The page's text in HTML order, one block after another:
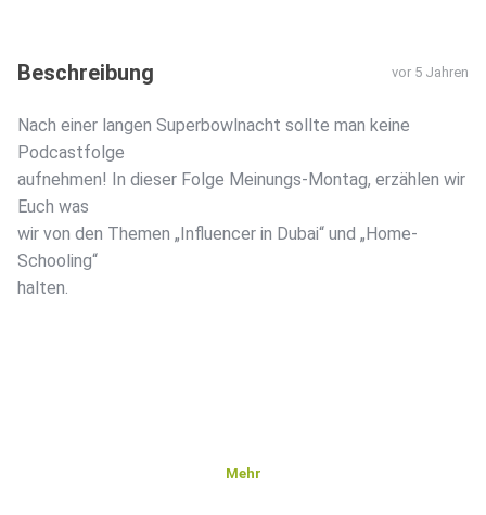
Beschreibung vor 5 Jahren
Nach einer langen Superbowlnacht sollte man keine
Podcastfolge
aufnehmen! In dieser Folge Meinungs-Montag, erzählen wir
Euch was
wir von den Themen „Influencer in Dubai“ und „Home-
Schooling“
halten.
Mehr